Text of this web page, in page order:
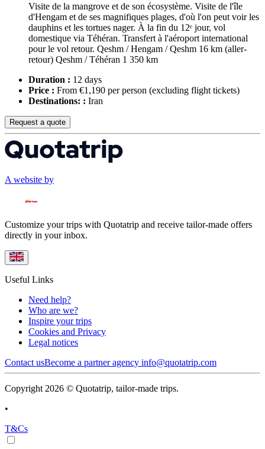
Visite de la mangrove et de son écosystème. Visite de l'île
d'Hengam et de ses magnifiques plages, d'où l'on peut voir les
dauphins et les tortues nager. À la fin du 12ᵉ jour, vol
domestique via Téhéran. Transfert à l'aéroport international
pour le vol retour. Qeshm / Hengam / Qeshm 16 km (aller-
retour) Qeshm / Téhéran 1 350 km
Duration : 12 days
Price : From €1,190 per person (excluding flight tickets)
Destinations: : Iran
Request a quote
A website by
Customize your trips with Quotatrip and receive tailor-made offers
directly in your inbox.
Useful Links
Need help?
Who are we?
Inspire your trips
Cookies and Privacy
Legal notices
Contact usBecome a partner agency info@quotatrip.com
Copyright 2026 © Quotatrip, tailor-made trips.
•
T&Cs